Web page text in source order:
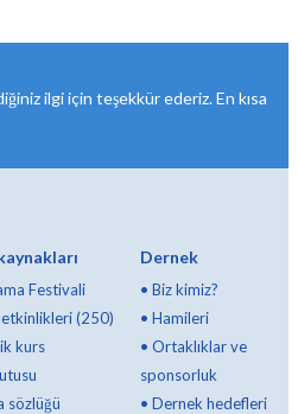
ilgi için teşekkür ederiz. En kısa
Festivali
(250)
kurs
sözlüğü
Dernek
•Biz kimiz?
•Hamileri
•Ortaklıklar ve
sponsorluk
•Dernek hedefleri